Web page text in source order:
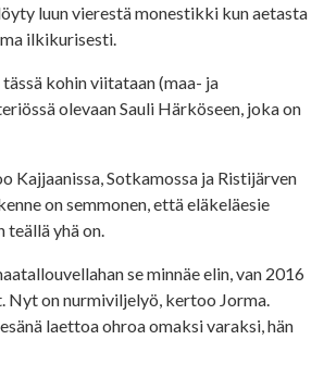
luun vierestä monestikki kun aetasta
ilkikurisesti.
tässä kohin viitataan (maa- ja
olevaan Sauli Härköseen, joka on
Kajjaanissa, Sotkamossa ja Ristijärven
on semmonen, että eläkeläesie
teällä yhä on.
se minnäe elin, van 2016
Nyt on nurmiviljelyö, kertoo Jorma.
laettoa ohroa omaksi varaksi, hän